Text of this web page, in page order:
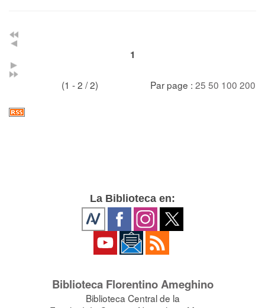
1
(1 - 2 / 2) Par page : 25 50 100 200
La Biblioteca en:
Biblioteca Florentino Ameghino
Biblioteca Central de la